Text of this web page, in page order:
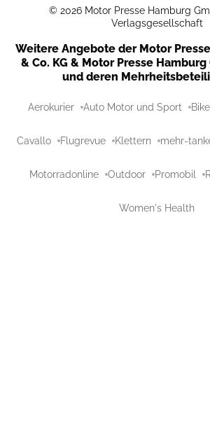
© 2026 Motor Presse Hamburg
Verlagsgesellschaft
Weitere Angebote der Motor
& Co. KG & Motor Presse Hamburg
und deren
Aerokurier Auto Motor und Sport
Cavallo Flugrevue Klettern mehr-
Motorradonline Outdoor Promobil
Women's Health